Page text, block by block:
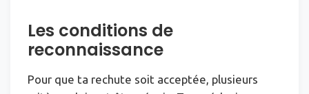
Les conditions de
reconnaissance
Pour que ta rechute soit acceptée, plusieurs